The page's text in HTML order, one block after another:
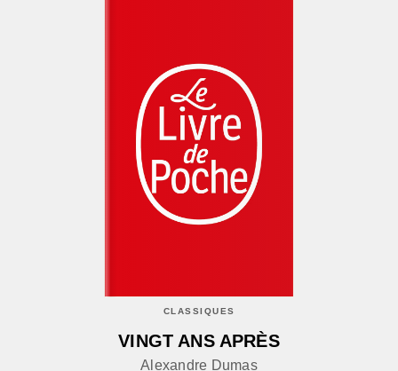
CLASSIQUES
VINGT ANS APRÈS
Alexandre Dumas